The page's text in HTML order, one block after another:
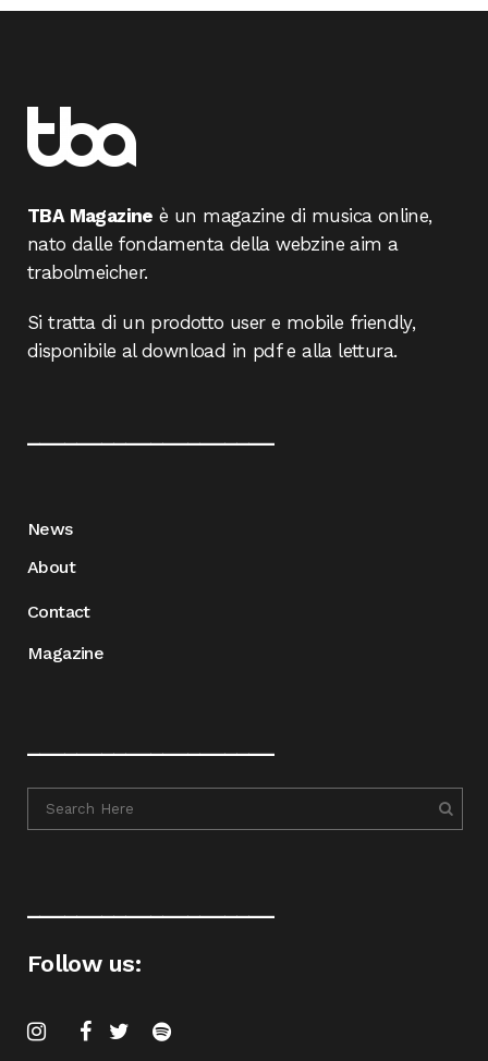
TBA Magazine è un magazine di musica online,
nato dalle fondamenta della webzine aim a
trabolmeicher.
Si tratta di un prodotto user e mobile friendly,
disponibile al download in pdf e alla lettura.
News
About
Contact
Magazine
Follow us: